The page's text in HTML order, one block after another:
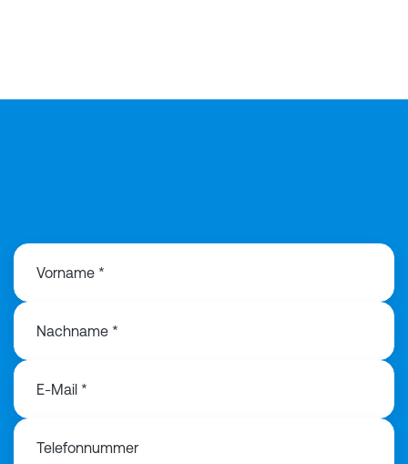
Vorname *
Nachname *
E-Mail *
Telefonnummer